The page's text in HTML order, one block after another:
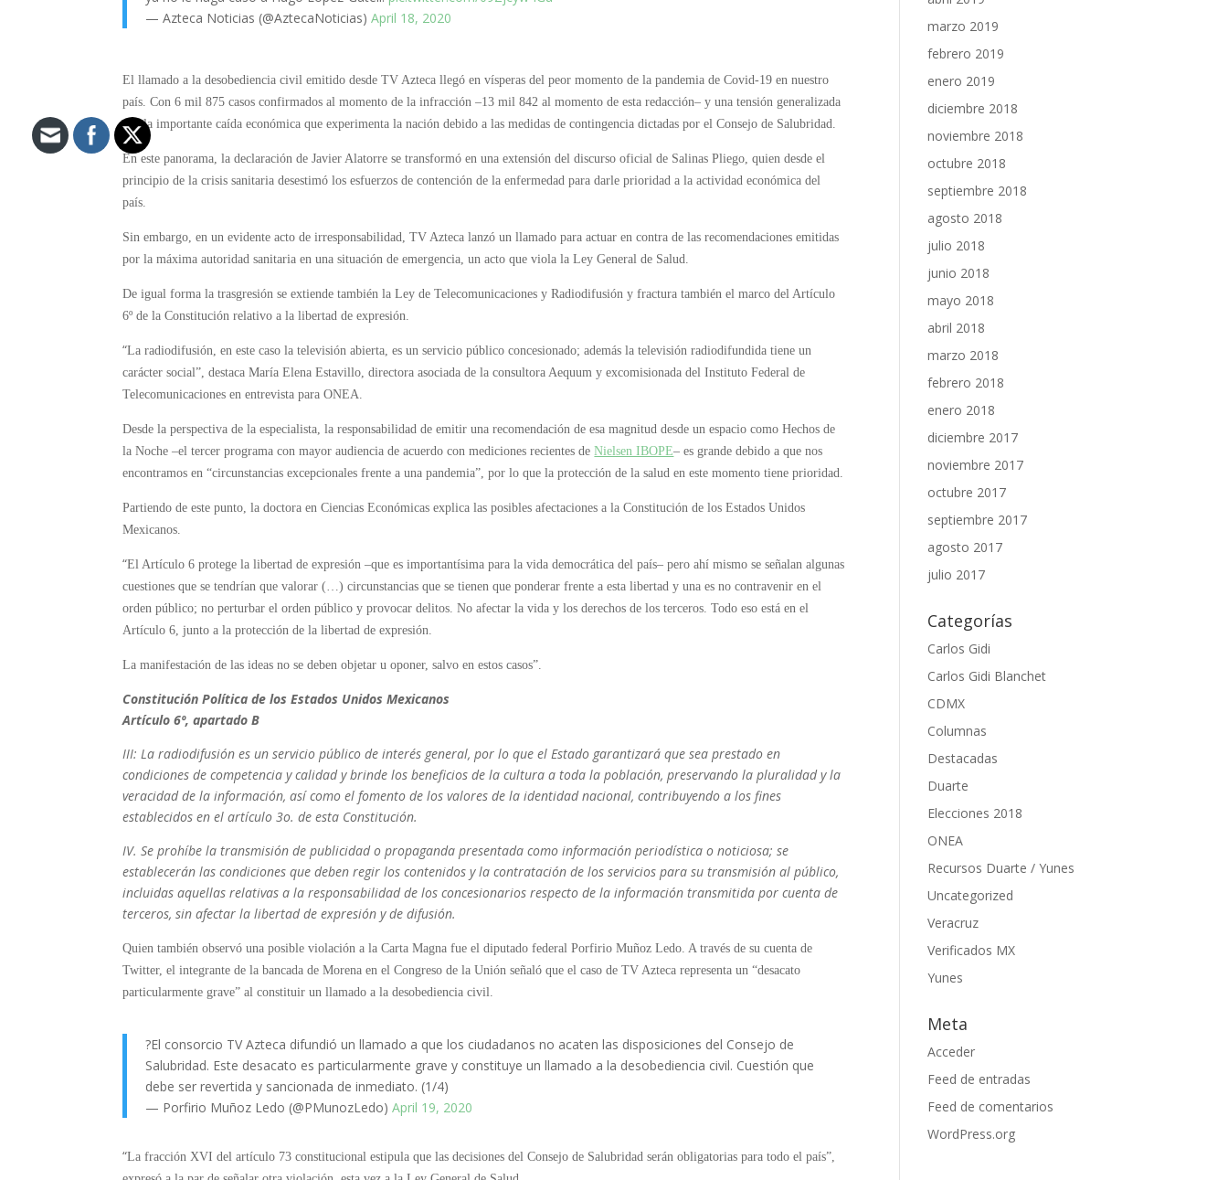
— Azteca Noticias (@AztecaNoticias)April 18, 2020
El llamado a la desobediencia civil emitido desde TV Azteca llegó en vísperas del peor momento de la pandemia de Covid-19 en nuestro
país. Con 6 mil 875 casos confirmados al momento de la infracción –13 mil 842 al momento de esta redacción– y una tensión generalizada
por la importante caída económica que experimenta la nación debido a las medidas de contingencia dictadas por el Consejo de Salubridad.
En este panorama, la declaración de Javier Alatorre se transformó en una extensión del discurso oficial de Salinas Pliego, quien desde el
principio de la crisis sanitaria desestimó los esfuerzos de contención de la enfermedad para darle prioridad a la actividad económica del
país.
Sin embargo, en un evidente acto de irresponsabilidad, TV Azteca lanzó un llamado para actuar en contra de las recomendaciones emitidas
por la máxima autoridad sanitaria en una situación de emergencia, un acto que viola la Ley General de Salud.
De igual forma la trasgresión se extiende también la Ley de Telecomunicaciones y Radiodifusión y fractura también el marco del Artículo
6º de la Constitución relativo a la libertad de expresión.
“La radiodifusión, en este caso la televisión abierta, es un servicio público concesionado; además la televisión radiodifundida tiene un
carácter social”, destaca María Elena Estavillo, directora asociada de la consultora Aequum y excomisionada del Instituto Federal de
Telecomunicaciones en entrevista para ONEA.
Desde la perspectiva de la especialista, la responsabilidad de emitir una recomendación de esa magnitud desde un espacio como Hechos de
la Noche –el tercer programa con mayor audiencia de acuerdo con mediciones recientes deNielsen IBOPE– es grande debido a que nos
encontramos en “circunstancias excepcionales frente a una pandemia”, por lo que la protección de la salud en este momento tiene prioridad.
Partiendo de este punto, la doctora en Ciencias Económicas explica las posibles afectaciones a la Constitución de los Estados Unidos
Mexicanos.
“El Artículo 6 protege la libertad de expresión –que es importantísima para la vida democrática del país– pero ahí mismo se señalan algunas
cuestiones que se tendrían que valorar (…) circunstancias que se tienen que ponderar frente a esta libertad y una es no contravenir en el
orden público; no perturbar el orden público y provocar delitos. No afectar la vida y los derechos de los terceros. Todo eso está en el
Artículo 6, junto a la protección de la libertad de expresión.
La manifestación de las ideas no se deben objetar u oponer, salvo en estos casos”.
Constitución Política de los Estados Unidos Mexicanos
Artículo 6º, apartado B
III: La radiodifusión es un servicio público de interés general, por lo que el Estado garantizará que sea prestado en
condiciones de competencia y calidad y brinde los beneficios de la cultura a toda la población, preservando la pluralidad y la
veracidad de la información, así como el fomento de los valores de la identidad nacional, contribuyendo a los fines
establecidos en el artículo 3o. de esta Constitución.
IV. Se prohíbe la transmisión de publicidad o propaganda presentada como información periodística o noticiosa; se
establecerán las condiciones que deben regir los contenidos y la contratación de los servicios para su transmisión al público,
incluidas aquellas relativas a la responsabilidad de los concesionarios respecto de la información transmitida por cuenta de
terceros, sin afectar la libertad de expresión y de difusión.
Quien también observó una posible violación a la Carta Magna fue el diputado federal Porfirio Muñoz Ledo. A través de su cuenta de
Twitter, el integrante de la bancada de Morena en el Congreso de la Unión señaló que el caso de TV Azteca representa un “desacato
particularmente grave” al constituir un llamado a la desobediencia civil.
?El consorcio TV Azteca difundió un llamado a que los ciudadanos no acaten las disposiciones del Consejo de
Salubridad. Este desacato es particularmente grave y constituye un llamado a la desobediencia civil. Cuestión que
debe ser revertida y sancionada de inmediato. (1/4)
— Porfirio Muñoz Ledo (@PMunozLedo)April 19, 2020
“La fracción XVI del artículo 73 constitucional estipula que las decisiones del Consejo de Salubridad serán obligatorias para todo el país”,
marzo 2019
febrero 2019
enero 2019
diciembre 2018
noviembre 2018
octubre 2018
septiembre 2018
agosto 2018
julio 2018
junio 2018
mayo 2018
abril 2018
marzo 2018
febrero 2018
enero 2018
diciembre 2017
noviembre 2017
octubre 2017
septiembre 2017
agosto 2017
julio 2017
Categorías
Carlos Gidi
Carlos Gidi Blanchet
CDMX
Columnas
Destacadas
Duarte
Elecciones 2018
ONEA
Recursos Duarte / Yunes
Uncategorized
Veracruz
Verificados MX
Yunes
Meta
Acceder
Feed de entradas
Feed de comentarios
WordPress.org